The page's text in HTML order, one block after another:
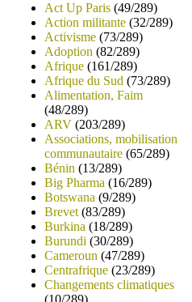
Act Up Paris (49/289)
Action militante (32/289)
Activisme (73/289)
Adoption (82/289)
Afrique (161/289)
Afrique du Sud (73/289)
Alimentation, Faim
(48/289)
ARV (203/289)
Associations, mobilisation
communautaire (65/289)
Bénin (13/289)
Big Pharma (16/289)
Botswana (9/289)
Brevet (83/289)
Burkina (18/289)
Burundi (30/289)
Cameroun (47/289)
Centrafrique (23/289)
Changements climatiques
(10/289)